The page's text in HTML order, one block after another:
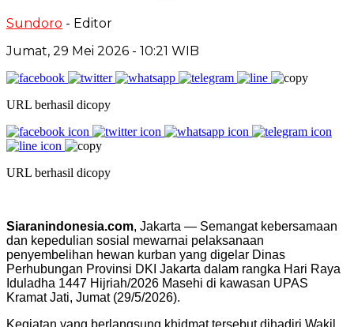
Sundoro - Editor
Jumat, 29 Mei 2026 - 10:21 WIB
URL berhasil dicopy
URL berhasil dicopy
Siaranindonesia.com, Jakarta — Semangat kebersamaan
dan kepedulian sosial mewarnai pelaksanaan
penyembelihan hewan kurban yang digelar Dinas
Perhubungan Provinsi DKI Jakarta dalam rangka Hari Raya
Iduladha 1447 Hijriah/2026 Masehi di kawasan UPAS
Kramat Jati, Jumat (29/5/2026).
Kegiatan yang berlangsung khidmat tersebut dihadiri Wakil